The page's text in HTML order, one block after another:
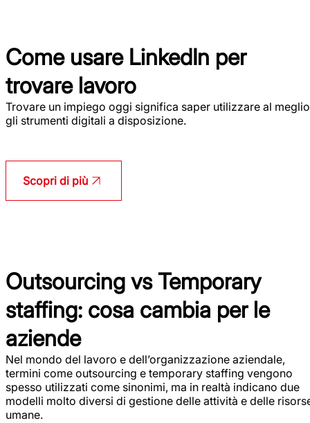
Come usare LinkedIn per
trovare lavoro
Trovare un impiego oggi significa saper utilizzare al meglio
gli strumenti digitali a disposizione.
Scopri di più
Outsourcing vs Temporary
staffing: cosa cambia per le
aziende
Nel mondo del lavoro e dell’organizzazione aziendale,
termini come outsourcing e temporary staffing vengono
spesso utilizzati come sinonimi, ma in realtà indicano due
modelli molto diversi di gestione delle attività e delle
umane.